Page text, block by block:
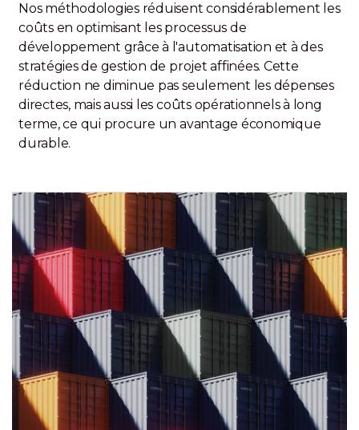
Nos méthodologies réduisent considérablement les
coûts en optimisant les processus de
développement grâce à l'automatisation et à des
stratégies de gestion de projet affinées. Cette
réduction ne diminue pas seulement les dépenses
directes, mais aussi les coûts opérationnels à long
terme, ce qui procure un avantage économique
durable.